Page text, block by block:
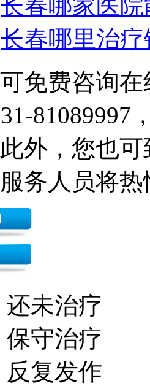
长春哪家医
长春哪里治
免费咨询
81089997
外，您也
务人员将
还未治疗
守治疗
反复发作